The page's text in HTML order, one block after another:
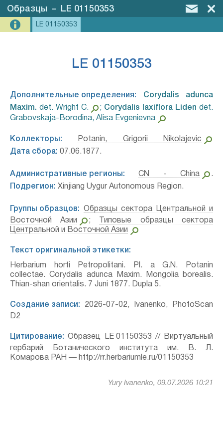
Образцы – LE 01150353
LE 01150353
LE 01150353
Дополнительные определения:
Corydalis adunca
Maxim.⁣ det. Wright C. ; Corydalis laxiflora Liden⁣ det.
Grabovskaja-Borodina, Alisa Evgenievna
Коллекторы:
Potanin, Grigorii Nikolajevic
Дата сбора: 07.06.1877.
Административные регионы: CN - China
.
Подрегион: Xinjiang Uygur Autonomous Region.
Группы образцов:
Образцы сектора Центральной и
Восточной Азии
;
Типовые образцы сектора
Центральной и Восточной Азии
Текст оригинальной этикетки:
Herbarium horti Petropolitani. Pl. a G.N. Potanin
collectae. Corydalis adunca Maxim. Mongolia borealis.
Thian-shan orientalis. 7 Juni 1877. Dupla 5.
Создание записи: 2026-07-02, Ivanenko, PhotoScan
D2
Цитирование: Образец LE 01150353 // Виртуальный
гербарий Ботанического института им. В. Л.
Комарова РАН — http://rr.herbariumle.ru/01150353
Yury Ivanenko, 09.07.2026 10:21